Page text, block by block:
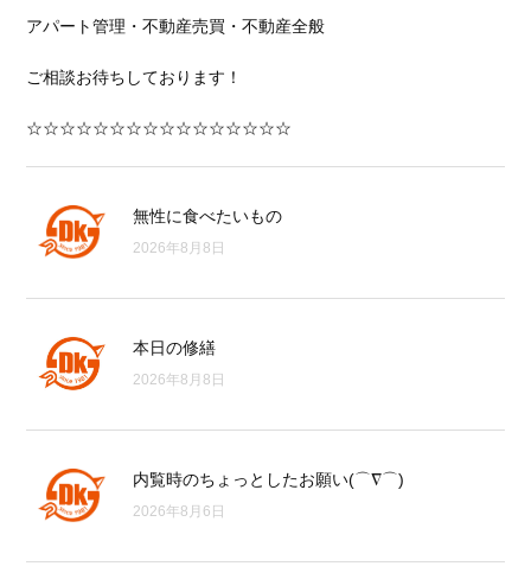
アパート管理・不動産売買・不動産全般
ご相談お待ちしております！
☆☆☆☆☆☆☆☆☆☆☆☆☆☆☆☆
無性に食べたいもの
2026年8月8日
本日の修繕
2026年8月8日
内覧時のちょっとしたお願い(⌒∇⌒)
2026年8月6日